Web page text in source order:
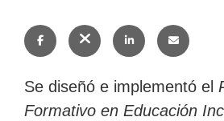
en en
Se diseñó e implementó el
Formativo en Educación